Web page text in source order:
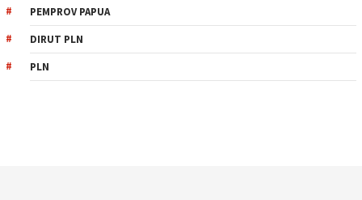
PEMPROV PAPUA
DIRUT PLN
PLN